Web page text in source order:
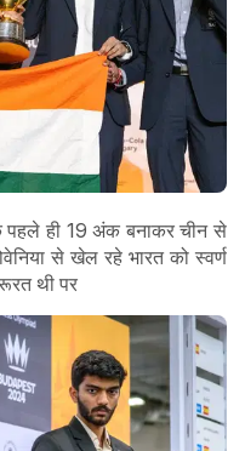
पहले ही 19 अंक बनाकर चीन से
से खेल रहे भारत को स्वर्ण
थी पर